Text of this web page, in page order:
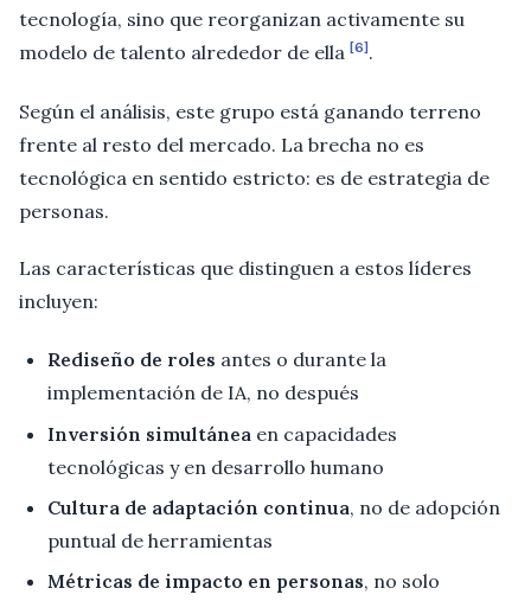
tecnología, sino que reorganizan activamente su
modelo de talento alrededor de ella [6] .
Según el análisis, este grupo está ganando terreno
frente al resto del mercado. La brecha no es
tecnológica en sentido estricto: es de estrategia de
personas.
Las características que distinguen a estos líderes
incluyen:
Rediseño de roles antes o durante la
implementación de IA, no después
Inversión simultánea en capacidades
tecnológicas y en desarrollo humano
Cultura de adaptación continua, no de adopción
puntual de herramientas
Métricas de impacto en personas, no solo